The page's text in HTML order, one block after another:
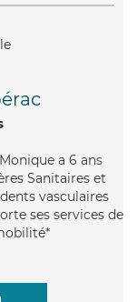
a 6 ans
Sanitaires et
vasculaires
ses services de